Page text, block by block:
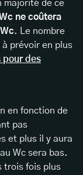
majorité de ce
ne coûtera
. Le nombre
prévoir en plus
pour des
en fonction de
pas
et plus il y aura
Wc sera bas.
trois fois plus